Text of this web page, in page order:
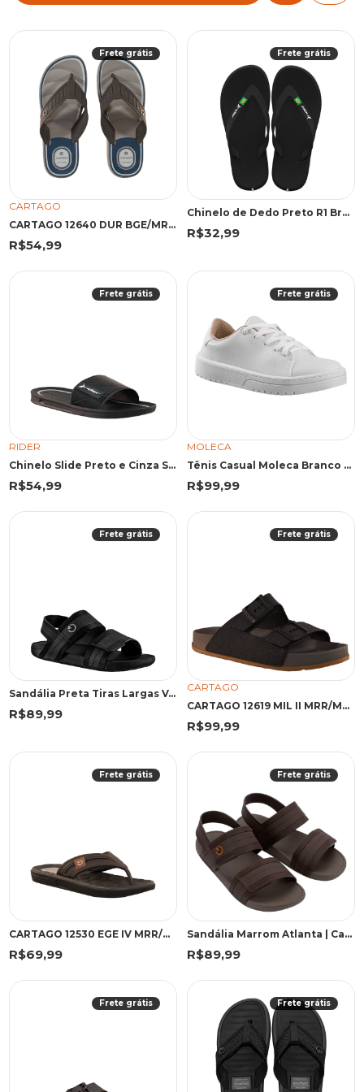
Frete grátis
CARTAGO
CARTAGO 12640 DUR BGE/MRR/AZU 45 EMA 12640 BEGE/MARROM/AZUL
R$54,99
Frete grátis
Chinelo de Dedo Preto R1 Brasil | Rider
R$32,99
Frete grátis
RIDER
Chinelo Slide Preto e Cinza Street | Rider
R$54,99
Frete grátis
MOLECA
Tênis Casual Moleca Branco Textura Lisa
R$99,99
Frete grátis
Sandália Preta Tiras Largas Velcro | Cartago
R$89,99
Frete grátis
CARTAGO
CARTAGO 12619 MIL II MRR/MRR 43 MRR 12619 MARROM
R$99,99
Frete grátis
CARTAGO 12530 EGE IV MRR/MRR/B 43 WGF 12530 MARROM/MARROM/BEGE
R$69,99
Frete grátis
Sandália Marrom Atlanta | Cartago
R$89,99
Frete grátis Frete grátis